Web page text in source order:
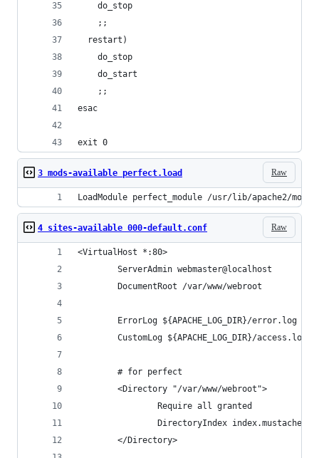
    do_stop
    ;;
  restart)
    do_stop
    do_start
    ;;
esac
exit 0
Raw
3 mods-available perfect.load
LoadModule perfect_module /usr/lib/apache2/
Raw
4 sites-available 000-default.conf
<VirtualHost *:80>
        ServerAdmin webmaster@localhost
        DocumentRoot /var/www/webroot
        ErrorLog ${APACHE_LOG_DIR}/error.log
CustomLog ${APACHE_LOG_DIR}/access.log
        # for perfect
        <Directory "/var/www/webroot">
                Require all granted
DirectoryIndex index.mustache
        </Directory>